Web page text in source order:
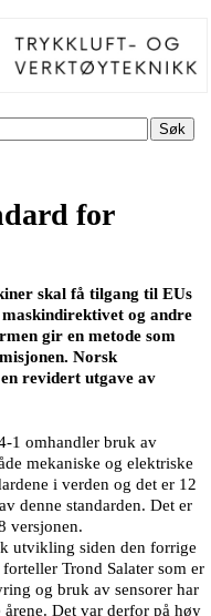
Søk
for
skal få tilgang til EUs
og andre
gir en metode som
Norsk
revidert utgave av
1 omhandler bruk av
mekaniske og elektriske
i verden og det er 12
denne standarden. Det er
versjonen.
utvikling siden den forrige
Trond Salater som er
og bruk av sensorer har
Det var derfor på høy